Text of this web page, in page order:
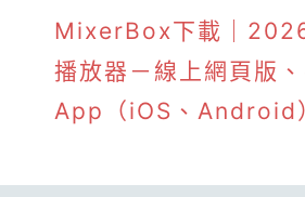
MixerBox下載｜
播放器－線上網頁版
App（iOS、Android